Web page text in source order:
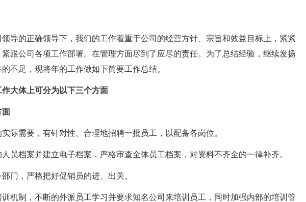
领导的正确领导下，我们的工作着重于公司的经营方针、宗旨和效益目标上，紧紧
跟公司各项工作部署。在管理方面尽到了应尽的责任。为了总结经验，继续发扬
不足，现将年的工作做如下简要工作总结。
大体上可分为以下三个方面
面
际需要，有针对性、合理地招聘一批员工，以配备各岗位。
员档案并建立电子档案，严格审查全体员工档案，对资料不齐全的一律补齐。
门，严格把好促销员的进、出关。
机制，不断的外派员工学习并要求知名公司来培训员工，同时加强内部的培训管